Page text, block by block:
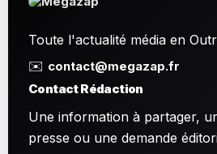
Toute l'actualité média en
✉️ contact@megazap.fr
Contact Rédaction
Une information à partager,
presse ou une demande